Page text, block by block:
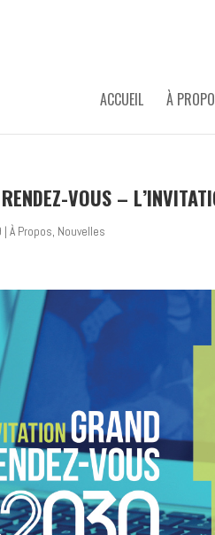
ACCUEIL À
VOUS –
|À Propos, Nouvelles